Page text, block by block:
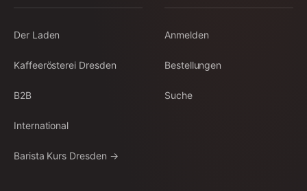
Der Laden
Kaffeerösterei Dresden
B2B
International
Barista Kurs Dresden →
Anmelden
Bestellungen
Suche